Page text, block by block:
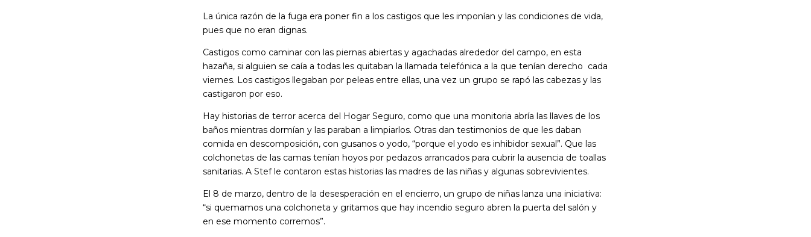
La única razón de la fuga era poner fin a los castigos que les imponían y las condiciones de vida,
pues que no eran dignas.
Castigos como caminar con las piernas abiertas y agachadas alrededor del campo, en esta
hazaña, si alguien se caía a todas les quitaban la llamada telefónica a la que tenían derecho cada
viernes. Los castigos llegaban por peleas entre ellas, una vez un grupo se rapó las cabezas y las
castigaron por eso.
Hay historias de terror acerca del Hogar Seguro, como que una monitoria abría las llaves de los
baños mientras dormían y las paraban a limpiarlos. Otras dan testimonios de que les daban
comida en descomposición, con gusanos o yodo, “porque el yodo es inhibidor sexual”. Que las
colchonetas de las camas tenían hoyos por pedazos arrancados para cubrir la ausencia de toallas
sanitarias. A Stef le contaron estas historias las madres de las niñas y algunas sobrevivientes.
El 8 de marzo, dentro de la desesperación en el encierro, un grupo de niñas lanza una iniciativa:
“si quemamos una colchoneta y gritamos que hay incendio seguro abren la puerta del salón y
en ese momento corremos”.